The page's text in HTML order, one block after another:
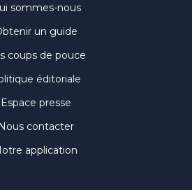
sommes-nous
un guide
coups de pouce
éditoriale
Espace presse
Nous contacter
application